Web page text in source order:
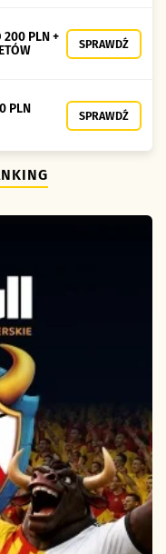
200 PLN +
SPRAWDŹ
PLN
SPRAWDŹ